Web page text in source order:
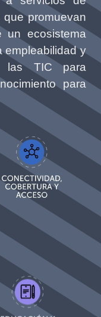
que promuevan
un ecosistema
empleabilidad y
las TIC para
para